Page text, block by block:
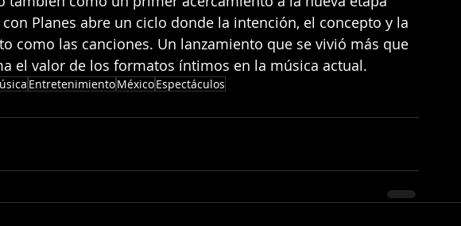
Planes abre un ciclo donde la intención, el concepto y la
como las canciones. Un lanzamiento que se vivió más que
el valor de los formatos íntimos en la música actual.
EntretenimientoMéxicoEspectáculos